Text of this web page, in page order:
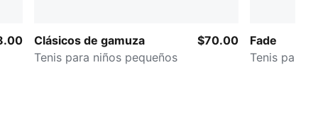
Clásicos de gamuza
Tenis para niños pequeños
$70.00
Fade
Tenis para